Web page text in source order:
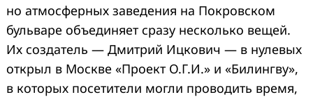
но атмосферных заведения на Покровском
бульваре объединяет сразу несколько вещей.
Их создатель — Дмитрий Ицкович — в нулевых
открыл в Москве «Проект О.Г.И.» и «Билингву»,
в которых посетители могли проводить время,